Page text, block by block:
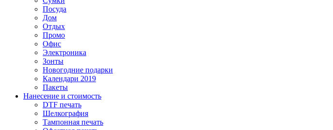
Посуда
Дом
Отдых
Промо
Офис
Электроника
Зонты
Новогодние подарки
Календари 2019
Пакеты
Нанесение и стоимость
DTF печать
Шелкография
Тампонная печать